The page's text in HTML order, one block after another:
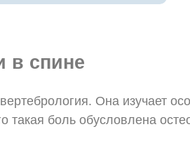
в спине
Она изучает
такая боль обусловлена